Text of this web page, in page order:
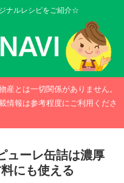
ナルレシピをご紹介☆
産とは一切関係がありません。
情報は参考程度にご利用くださ
ューレ缶詰は濃厚
にも使える